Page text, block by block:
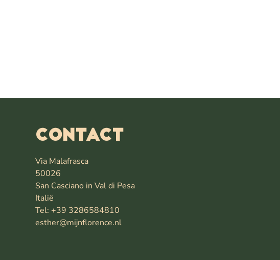
Contact
Via Malafrasca
50026
San Casciano in Val di Pesa
Italië
Tel: +39 3286584810
esther@mijnflorence.nl